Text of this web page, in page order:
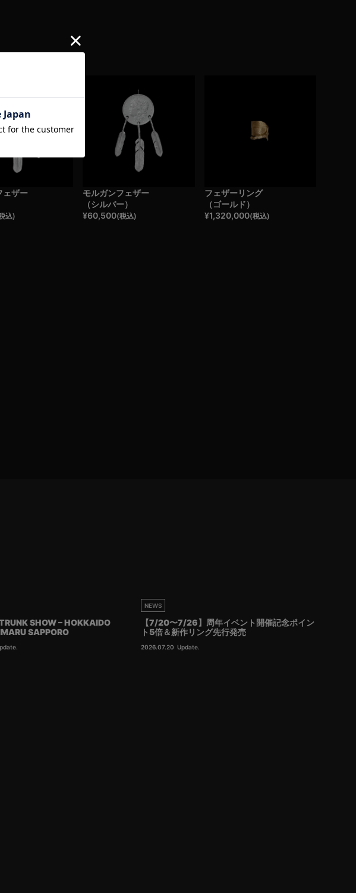
ェザー
込)
モルガンフェザー
（シルバー）
¥60,500(税込)
フェザーリング
（ゴールド）
¥1,320,000(税込)
SHOW – HOKKAIDO
SAPPORO
NEWS
【7/20〜7/26】周年イベント開催記念ポイン
ト5倍＆新作リング先行発売
2026.07.20 Update.